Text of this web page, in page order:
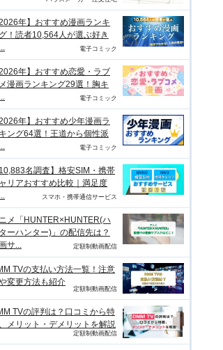
2026年】おすすめ漫画ランキ
！読者10,564人が選ぶ好き
電子コミック
2026年】おすすめ恋愛・ラブ
漫画ランキング29選！胸キ
電子コミック
2026年】おすすめ少年漫画ラ
ング64選！王道から個性派
電子コミック
10,883名調査】格安SIM・携帯
リアおすすめ比較｜満足度
スマホ・携帯通信サービス
メ「HUNTER×HUNTER(ハ
ーハンター)」の配信先は？
サ...
定額制動画配信
TVの支払い方法一覧！注意
変更方法も紹介
定額制動画配信
TVの評判は？口コミから特
メリット・デメリットを解説
定額制動画配信